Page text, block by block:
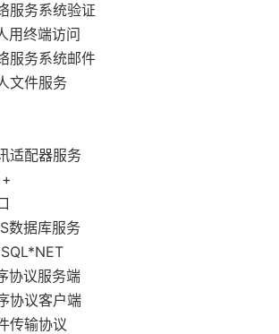
服务系统验证
用终端访问
服务系统邮件
文件服务
适配器服务
数据库服务
协议服务端
协议客户端
传输协议